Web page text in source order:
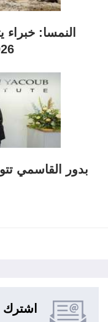
النمسا:
2026
بدور القاسمي
اشترك